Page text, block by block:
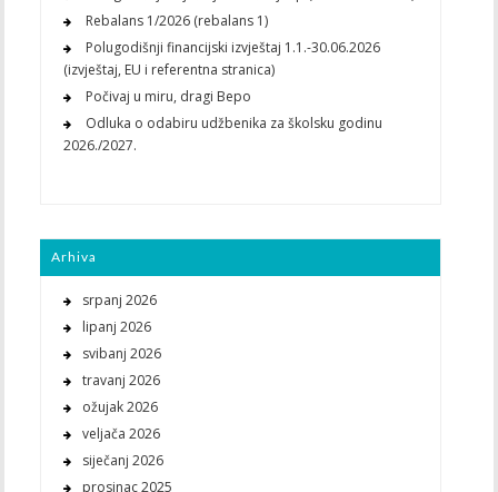
Rebalans 1/2026 (rebalans 1)
Polugodišnji financijski izvještaj 1.1.-30.06.2026
(izvještaj, EU i referentna stranica)
Počivaj u miru, dragi Bepo
Odluka o odabiru udžbenika za školsku godinu
2026./2027.
Arhiva
srpanj 2026
lipanj 2026
svibanj 2026
travanj 2026
ožujak 2026
veljača 2026
siječanj 2026
prosinac 2025